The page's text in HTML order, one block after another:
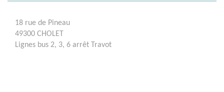
18 rue de Pineau
49300 CHOLET
Lignes bus 2, 3, 6 arrêt Travot